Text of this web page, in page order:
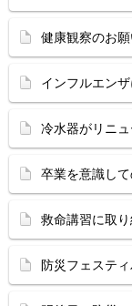
健康観察のお
インフルエンザ
冷水器がリニュ
卒業を意識し
救命講習に取
防災フェステ